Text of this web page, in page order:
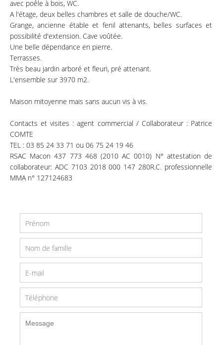
avec poêle à bois, WC.
A l'étage, deux belles chambres et salle de douche/WC.
Grange, ancienne étable et fenil attenants, belles surfaces et
possibilité d'extension. Cave voûtée.
Une belle dépendance en pierre.
Terrasses.
Très beau jardin arboré et fleuri, pré attenant.
L'ensemble sur 3970 m2.
Maison mitoyenne mais sans aucun vis à vis.
Contacts et visites : agent commercial / Collaborateur : Patrice
COMTE
TEL : 03 85 24 33 71 ou 06 75 24 19 46
RSAC Macon 437 773 468 (2010 AC 0010) N° attestation de
collaborateur: ADC 7103 2018 000 147 280R.C. professionnelle
MMA n° 127124683